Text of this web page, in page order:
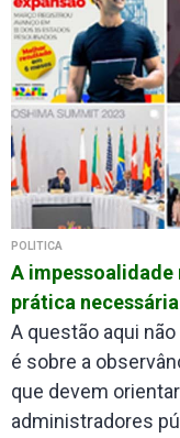
POLÍTICA
A impessoalidade
prática
A questão aqui
é sobre a
que devem
administradores